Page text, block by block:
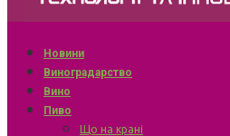
Новини
Виноградарство
Вино
Пиво
Що на крані